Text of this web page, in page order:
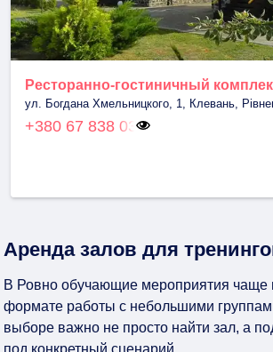
Ресторанно-гостиничный
ул. Богдана Хмельницкого, 1, Клевань,
+380 67 838 03
Аренда залов для
В Ровно обучающие мероприятия чаще
формате работы с небольшими
выборе важно не просто найти зал, а